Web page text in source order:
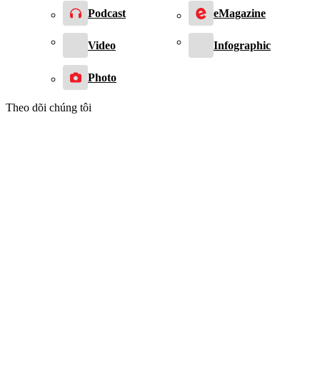
Podcast eMagazine
Video Infographic
Photo
Theo dõi chúng tôi